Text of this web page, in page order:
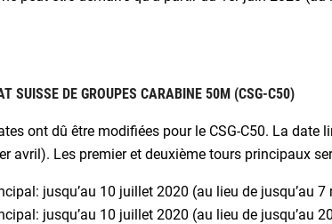
SUISSE DE GROUPES CARABINE 50M (CSG-C50)
ont dû être modifiées pour le CSG-C50. La
avril). Les premier et deuxième tours principaux
jusqu’au 10 juillet 2020 (au lieu de jusqu’au 7
jusqu’au 10 juillet 2020 (au lieu de jusqu’au